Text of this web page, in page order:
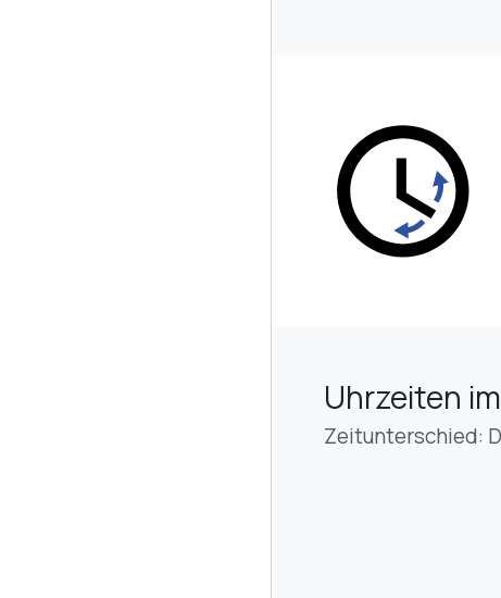
Uhrzeiten
Zeitunterschied: